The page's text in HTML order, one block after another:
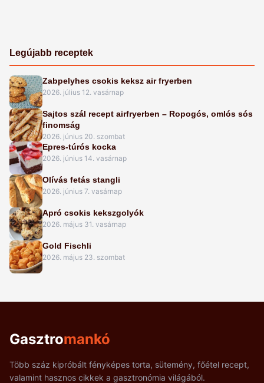
Legújabb receptek
Zabpelyhes csokis keksz air fryerben
2026. július 12. vasárnap
Sajtos szál recept airfryerben – Ropogós, omlós sós
finomság
2026. június 20. szombat
Epres-túrós kocka
2026. június 14. vasárnap
Olívás fetás stangli
2026. június 7. vasárnap
Apró csokis kekszgolyók
2026. május 31. vasárnap
Gold Fischli
2026. május 23. szombat
Gasztromankó
Több száz kipróbált fényképes torta, sütemény, főétel recept,
valamint hasznos cikkek a gasztronómia világából.